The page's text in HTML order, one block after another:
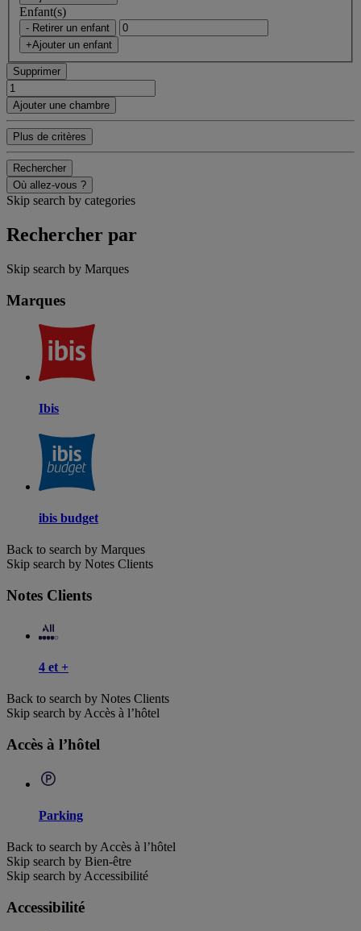
Enfant(s)
- Retirer un enfant
+Ajouter un enfant
Supprimer
Ajouter une chambre
Plus de critères
Rechercher
Où allez-vous ?
Skip search by categories
Rechercher par
Skip search by Marques
Marques
Ibis
ibis budget
Back to search by Marques
Skip search by Notes Clients
Notes Clients
4 et +
Back to search by Notes Clients
Skip search by Accès à l’hôtel
Accès à l’hôtel
Parking
Back to search by Accès à l’hôtel
Skip search by Bien-être
Skip search by Accessibilité
Accessibilité